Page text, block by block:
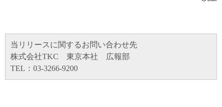
当リリースに関するお問い合わせ先
株式会社TKC 東京本社 広報部
TEL：03-3266-9200